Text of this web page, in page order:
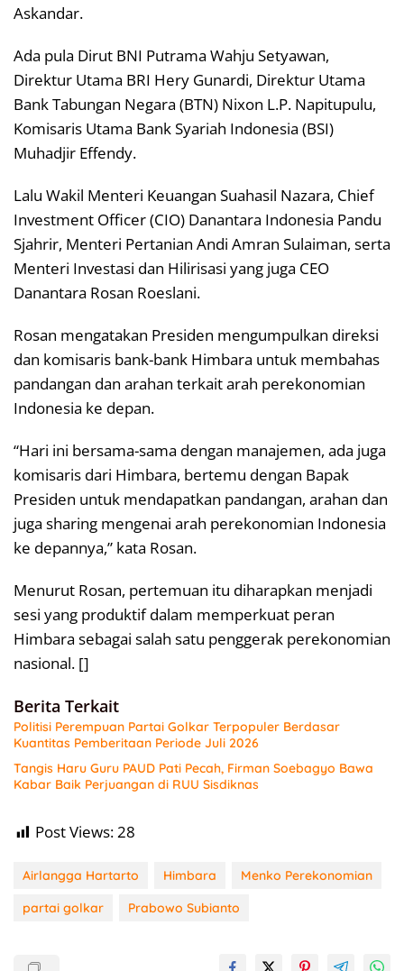
Askandar.
Ada pula Dirut BNI Putrama Wahju Setyawan,
Direktur Utama BRI Hery Gunardi, Direktur Utama
Bank Tabungan Negara (BTN) Nixon L.P. Napitupulu,
Komisaris Utama Bank Syariah Indonesia (BSI)
Muhadjir Effendy.
Lalu Wakil Menteri Keuangan Suahasil Nazara, Chief
Investment Officer (CIO) Danantara Indonesia Pandu
Sjahrir, Menteri Pertanian Andi Amran Sulaiman, serta
Menteri Investasi dan Hilirisasi yang juga CEO
Danantara Rosan Roeslani.
Rosan mengatakan Presiden mengumpulkan direksi
dan komisaris bank-bank Himbara untuk membahas
pandangan dan arahan terkait arah perekonomian
Indonesia ke depan.
“Hari ini bersama-sama dengan manajemen, ada juga
komisaris dari Himbara, bertemu dengan Bapak
Presiden untuk mendapatkan pandangan, arahan dan
juga sharing mengenai arah perekonomian Indonesia
ke depannya,” kata Rosan.
Menurut Rosan, pertemuan itu diharapkan menjadi
sesi yang produktif dalam memperkuat peran
Himbara sebagai salah satu penggerak perekonomian
nasional. []
Berita Terkait
Politisi Perempuan Partai Golkar Terpopuler Berdasar
Kuantitas Pemberitaan Periode Juli 2026
Tangis Haru Guru PAUD Pati Pecah, Firman Soebagyo Bawa
Kabar Baik Perjuangan di RUU Sisdiknas
Post Views:28
Airlangga Hartarto Himbara
Menko Perekonomian
partai golkar
Prabowo Subianto